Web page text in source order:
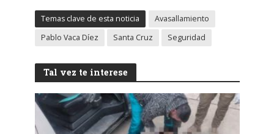
Temas clave de esta noticia
Avasallamiento
Pablo Vaca Díez
Santa Cruz Seguridad
Tal vez te interese